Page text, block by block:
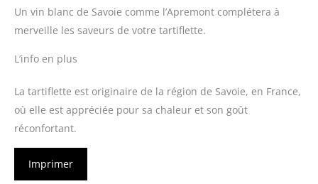
Un vin blanc de Savoie comme l’Apremont complétera à
merveille les saveurs de votre tartiflette.
L’info en plus
La tartiflette est originaire de la région de Savoie, en France,
où elle est appréciée pour sa chaleur et son goût
réconfortant.
Imprimer